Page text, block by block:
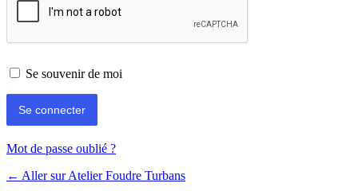
Se souvenir de moi
Mot de passe oublié ?
← Aller sur Atelier Foudre Turbans